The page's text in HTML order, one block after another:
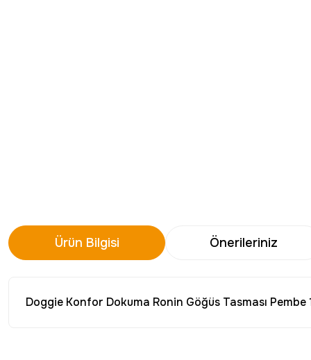
Ürün Bilgisi Önerileriniz
Doggie Konfor Dokuma Ronin Göğüs Tasması Pembe